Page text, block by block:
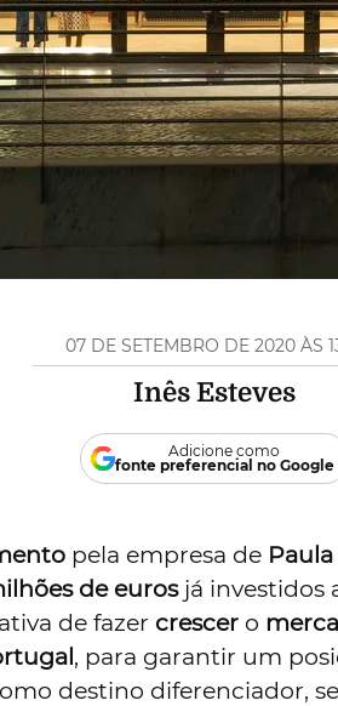
07 DE SETEMBRO DE 2020 ÀS
Inês Esteves
Adicione como
fonte preferencial no Google
pela empresa de
de eurosjá investidos
de fazer crescer o
, para garantir um
destino diferenciador,